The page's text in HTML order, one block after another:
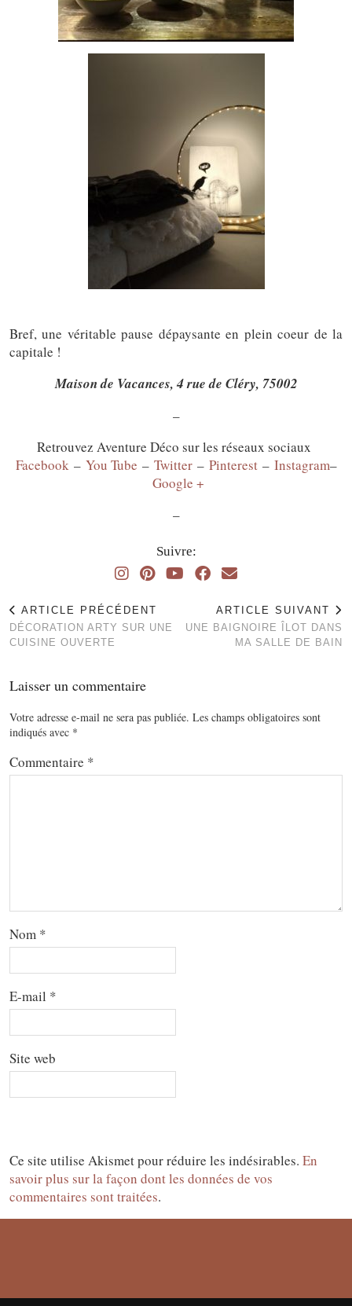
Bref, une véritable pause dépaysante en plein coeur de la
capitale !
Maison de Vacances, 4 rue de Cléry, 75002
–
Retrouvez Aventure Déco sur les réseaux sociaux
Facebook – You Tube – Twitter – Pinterest – Instagram–
Google +
–
Suivre:
ARTICLE PRÉCÉDENT
DÉCORATION ARTY SUR UNE
CUISINE OUVERTE
ARTICLE SUIVANT
UNE BAIGNOIRE ÎLOT DANS
MA SALLE DE BAIN
Laisser un commentaire
Votre adresse e-mail ne sera pas publiée. Les champs obligatoires sont
indiqués avec *
Commentaire *
Nom *
E-mail *
Site web
Ce site utilise Akismet pour réduire les indésirables. En
savoir plus sur la façon dont les données de vos
commentaires sont traitées.